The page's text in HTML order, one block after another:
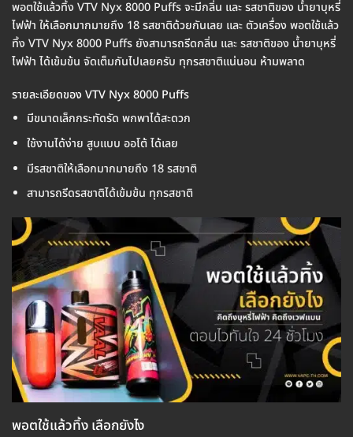
พอตใช้แล้วทิ้ง VTV Nyx 8000 Puffs จะมีกลิ่น และ รสชาติของ น้ำยาบุหรี่
ไฟฟ้า ให้เลือกมากมายถึง 18 รสชาติด้วยกันเลย และ ตัวเครื่อง พอตใช้แล้ว
ทิ้ง VTV Nyx 8000 Puffs ยังสามารถรีดกลิ่น และ รสชาติของ น้ำยาบุหรี่
ไฟฟ้า ได้เข้มข้น จัดเต็มกันไปเลยครับ ทุกรสชาติแน่นอน ห้ามพลาด
รายละเอียดของ VTV Nyx 8000 Puffs
มีขนาดเล็กกระทัดรัด พกพาได้สะดวก
ใช้งานได้ง่าย สูบแบบ ออโต้ ได้เลย
มีรสชาติให้เลือกมากมายถึง 18 รสชาติ
สามารถรีดรสชาติได้เข้มข้น ทุกรสชาติ
พอตใช้แล้วทิ้ง เลือกยังไง